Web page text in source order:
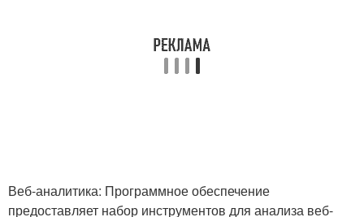
Веб-аналитика: Программное обеспечение
предоставляет набор инструментов для анализа веб-